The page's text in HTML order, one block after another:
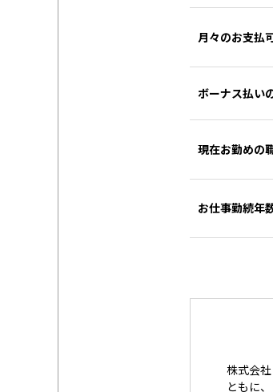
月々のお支払
ボーナス払い
現在お勤めの
お仕事勤続年
株式会
ともに